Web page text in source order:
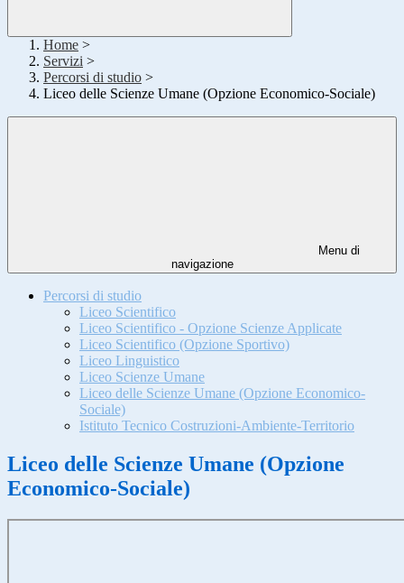
Home >
Servizi >
Percorsi di studio >
Liceo delle Scienze Umane (Opzione Economico-Sociale)
Menu di
navigazione
Percorsi di studio
Liceo Scientifico
Liceo Scientifico - Opzione Scienze Applicate
Liceo Scientifico (Opzione Sportivo)
Liceo Linguistico
Liceo Scienze Umane
Liceo delle Scienze Umane (Opzione Economico-
Sociale)
Istituto Tecnico Costruzioni-Ambiente-Territorio
Liceo delle Scienze Umane (Opzione
Economico-Sociale)